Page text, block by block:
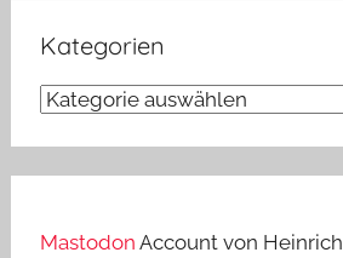
Kategorien
Kategorien
Mastodon Account von Heinrich